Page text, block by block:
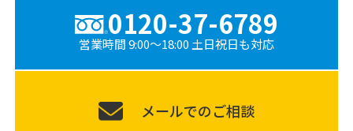
0120-37-6789
営業時間 9:00〜18:00 土日祝日も対応
メールでのご相談